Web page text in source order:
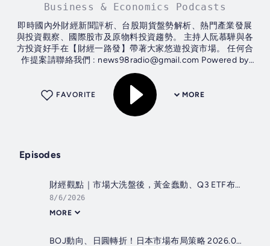
Business & Economics Podcasts
即時國內外財經新聞評析、台股期貨盤勢解析、熱門產業發展
與投資觀察、國際股市及原物料投資趨勢。 主持人阮慕驊與各
方投資好手在【財經一路發】帶著大家悠遊投資市場。 任何合
作提案請聯絡我們 : news98radio@gmail.com Powered by
Firstory Hosting
MORE
FAVORITE
Episodes
財經觀點｜市場大洗盤後，黃金蠢動、Q3 ETF布局攻略 2026.08.06
8/6/2026
MORE
BOJ動向、日圓轉折！日本市場布局策略 2026.08.06